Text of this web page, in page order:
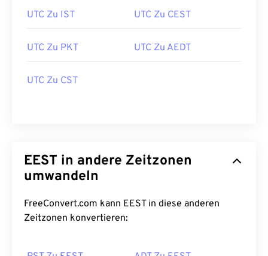
UTC Zu IST UTC Zu CEST
UTC Zu PKT UTC Zu AEDT
UTC Zu CST
EEST in andere Zeitzonen
umwandeln
FreeConvert.com kann EEST in diese anderen
Zeitzonen konvertieren: